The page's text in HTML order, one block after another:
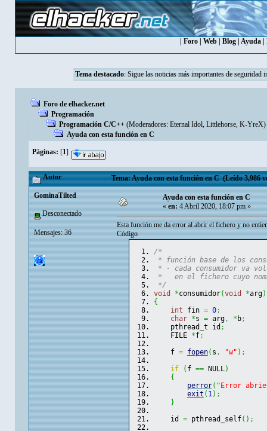
Foro| Web| Blog| Ayuda|
Tema destacado: Sigue las noticias más importantes de seguridad
Foro de elhacker.net
Programación
Programación C/C++ (Moderadores: Eternal Idol, Littlehorse, K-YreX)
Ayuda con esta función en C
Páginas: [1]
Autor Tema: Ayuda con esta función en C (Leído 3,986
GominaTilted
Desconectado
Mensajes: 36
Ayuda con esta función en C
«en:4 Abril 2020, 18:07 pm »
Esta función me da error al abrir el fichero y no
Código
/*
* función base de los
* - cada consumidor va
*   en el fichero cuyo
*/
void
*consumidor(void *arg)
{
int fin = 0;
char *s = arg, * b;
pthread_t id ;
FILE *f;
f = fopen( s , "w" ) ;
if
( f == NULL)
{
perror( "Error
exit ( 1) ;
}
id = pthread_self( ) ;